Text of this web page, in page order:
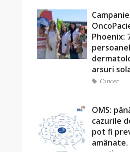
Phoenix:
arsuri
Cancer
OMS:
cazurile
pot fi
amânate.